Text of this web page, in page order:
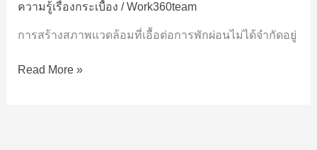
ความรู้เรื่องกระเบื้อง /Work360team
การสร้างสภาพแวดล้อมที่เอื้อต่อการพักผ่อนไม่ได้จำกัดอยู่
นอน
เย็น
Read More »